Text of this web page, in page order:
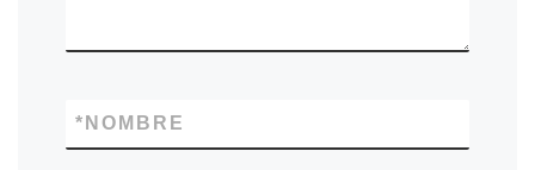
NOMBRE
*